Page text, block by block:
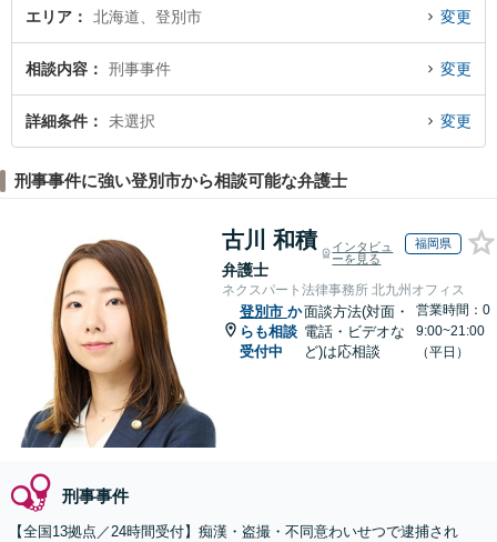
されています。『登別市で土日や夜間に発生した刑事事件のトラブルを今すぐ
に相談予約したい』などでお困りの相談者さんにおすすめです。
エリア 北海道、登別市 変更
相談内容 刑事事件 変更
詳細条件 未選択 変更
刑事事件に強い登別市から相談可能な弁護士
古川 和積
弁護士
インタビュ
ーを見る
福岡県
ネクスパート法律事務所 北九州オフィス
登別市 か
らも相談
受付中
面談方法(対面・
電話・ビデオな
ど)は応相談
営業時間：0
9:00~21:00
（平日）
刑事事件
【全国13拠点／24時間受付】痴漢・盗撮・不同意わいせつで逮捕され